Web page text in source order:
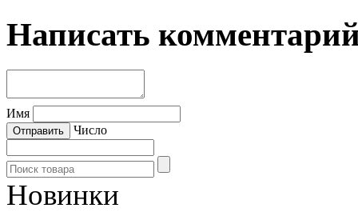
Написать
Имя
Число
Новинки